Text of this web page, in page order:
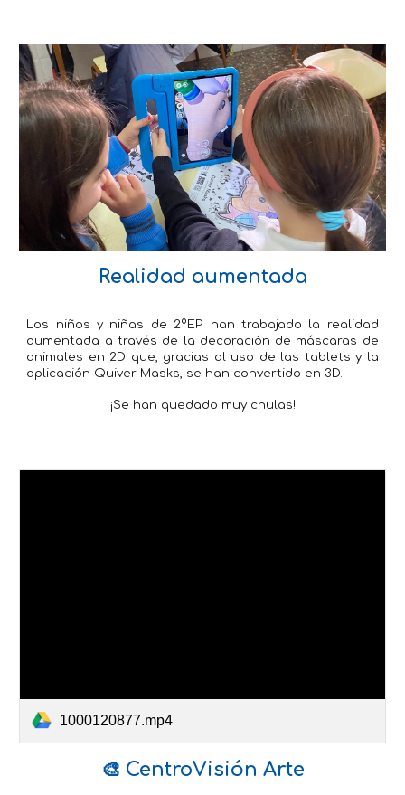
Realidad aumentada
Los niños y niñas de 2ºEP han trabajado la realidad
aumentada a través de la decoración de máscaras de
animales en 2D que, gracias al uso de las tablets y la
aplicación Quiver Masks, se han convertido en 3D.
¡Se han quedado muy chulas!
1000120877.mp4
🎨 CentroVisión Arte